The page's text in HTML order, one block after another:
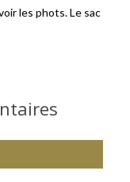
les phots. Le sac